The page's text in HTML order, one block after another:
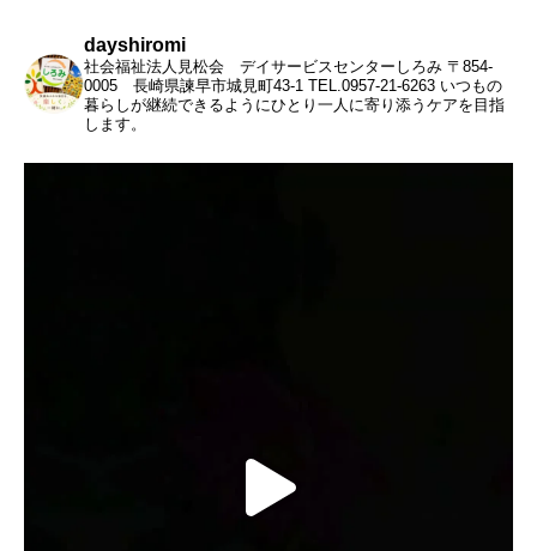
dayshiromi
社会福祉法人見松会 デイサービスセンターしろみ 〒854-
0005 長崎県諫早市城見町43-1 TEL.0957-21-6263 いつもの
暮らしが継続できるようにひとり一人に寄り添うケアを目指
します。